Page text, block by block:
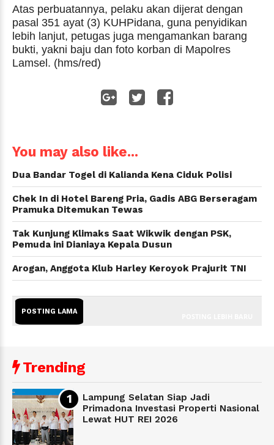
Atas perbuatannya, pelaku akan dijerat dengan
pasal 351 ayat (3) KUHPidana, guna penyidikan
lebih lanjut, petugas juga mengamankan barang
bukti, yakni baju dan foto korban di Mapolres
Lamsel. (hms/red)
You may also like...
Dua Bandar Togel di Kalianda Kena Ciduk Polisi
Chek In di Hotel Bareng Pria, Gadis ABG Berseragam
Pramuka Ditemukan Tewas
Tak Kunjung Klimaks Saat Wikwik dengan PSK,
Pemuda ini Dianiaya Kepala Dusun
Arogan, Anggota Klub Harley Keroyok Prajurit TNI
POSTING LAMA
Trending
Lampung Selatan Siap Jadi
Primadona Investasi Properti Nasional
Lewat HUT REI 2026